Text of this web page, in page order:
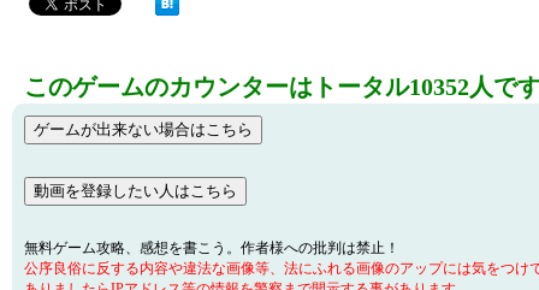
このゲームのカウンターはトータル10352人で
無料ゲーム攻略、感想を書こう。作者様への批判は禁止！
公序良俗に反する内容や違法な画像等、法にふれる画像のアップには気をつけ